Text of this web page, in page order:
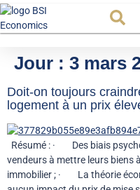
Jour : 3 mars
Doit-on toujours
logement à un prix
Résumé : · Des biais
vendeurs à mettre leurs biens
immobilier ; · La théorie